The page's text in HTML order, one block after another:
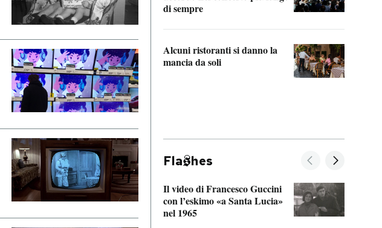
di sempre
Alcuni ristoranti si danno la
mancia da soli
Fla hes
Il video di Francesco Guccini
con l’eskimo «a Santa Lucia»
nel 1965